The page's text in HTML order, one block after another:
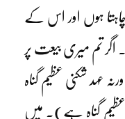
ہوں اور اس کے
تم میری بیعت پر
عہد شکنی عظیم گناہ
عظیم گناہ ہے)۔ میں